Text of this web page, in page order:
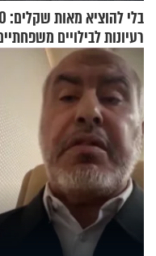
בלי
רעיונות לבילויים
כמעט בחינם